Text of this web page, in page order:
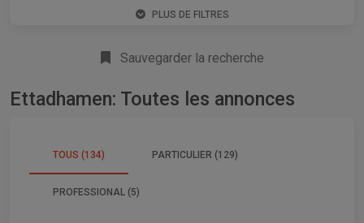
PLUS DE FILTRES
Sauvegarder la recherche
Ettadhamen: Toutes les annonces
TOUS (134) PARTICULIER (129)
PROFESSIONAL (5)